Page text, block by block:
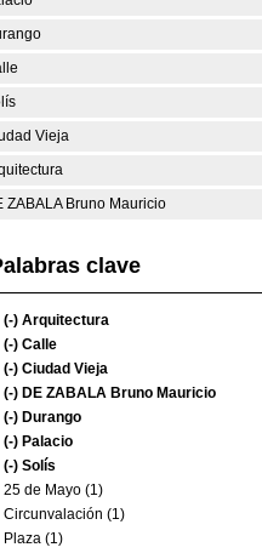
Vieja
ZABALA Bruno Mauricio
clave
(-) Arquitectura
(-) Calle
(-) Ciudad Vieja
(-) DE ZABALA Bruno Mauricio
(-) Durango
(-) Palacio
(-) Solís
25 de Mayo (1)
Circunvalación (1)
Plaza (1)